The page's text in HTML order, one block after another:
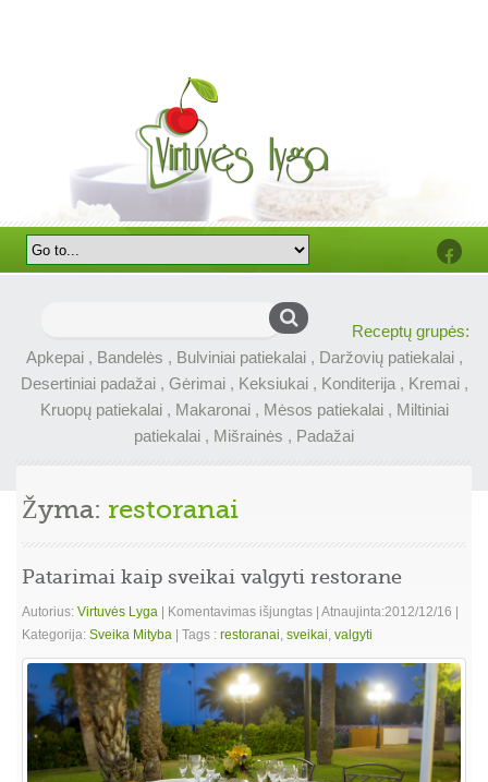
Receptų grupės:
Apkepai, Bandelės , Bulviniai patiekalai, Daržovių patiekalai,
Desertiniai padažai, Gėrimai, Keksiukai, Konditerija, Kremai,
Kruopų patiekalai, Makaronai, Mėsos patiekalai, Miltiniai
patiekalai , Mišrainės , Padažai
Žyma: restoranai
Patarimai kaip sveikai valgyti restorane
Autorius: Virtuvės Lyga Komentavimas išjungtasįraše
Patarimai
kaip
sveikai
valgyti
restorane
Atnaujinta:2012/12/16
Kategorija: Sveika Mityba Tags : restoranai, sveikai, valgyti